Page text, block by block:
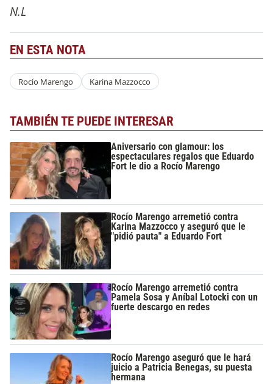
N.L
EN ESTA NOTA
Rocío Marengo Karina Mazzocco
TAMBIÉN TE PUEDE INTERESAR
Aniversario con glamour: los
espectaculares regalos que Eduardo
Fort le dio a Rocío Marengo
Rocío Marengo arremetió contra
Karina Mazzocco y aseguró que le
"pidió pauta" a Eduardo Fort
Rocío Marengo arremetió contra
Pamela Sosa y Aníbal Lotocki con un
fuerte descargo en redes
Rocío Marengo aseguró que le hará
juicio a Patricia Benegas, su puesta
hermana